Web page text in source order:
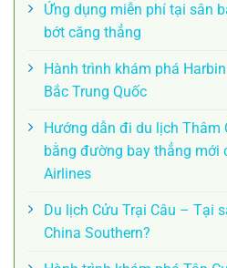
Ứng dụng miễn phí tại sân
bớt căng thẳng
Hành trình khám phá
Bắc Trung Quốc
Hướng dẫn đi du lịch Thâm
bằng đường bay thẳng mới
Airlines
Du lịch Cửu Trại Câu – Tại
China Southern?